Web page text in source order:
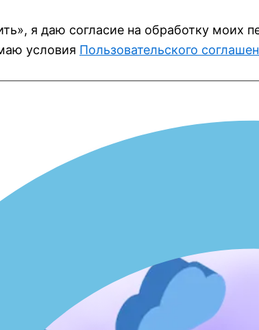
я даю согласие на обработку моих
условия Пользовательского